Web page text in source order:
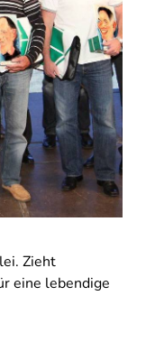
Zieht
eine lebendige